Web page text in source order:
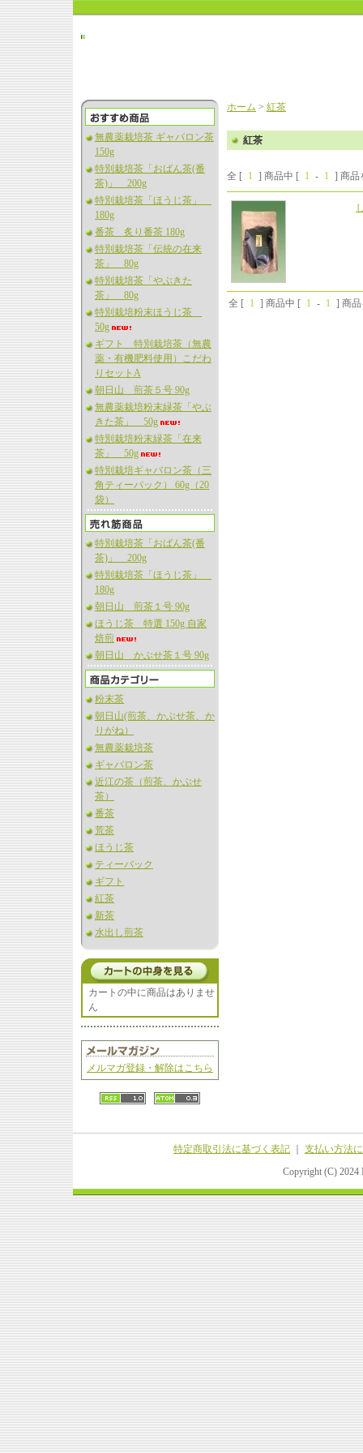
無農薬栽培茶 ギャバロン茶
150g
特別栽培茶「おばん茶(番
茶)」 200g
特別栽培茶「ほうじ茶」
180g
番茶 炙り番茶 180g
特別栽培茶「伝統の在来
茶」 80g
特別栽培茶「やぶきた
茶」 80g
特別栽培粉末ほうじ茶
50g
ギフト 特別栽培茶（無農
薬・有機肥料使用）こだわ
りセットA
朝日山 煎茶５号 90g
無農薬栽培粉末緑茶「やぶ
きた茶」 50g
特別栽培粉末緑茶「在来
茶」 50g
特別栽培ギャバロン茶（三
角ティーパック） 60g（20
袋）
特別栽培茶「おばん茶(番
茶)」 200g
特別栽培茶「ほうじ茶」
180g
朝日山 煎茶１号 90g
ほうじ茶 特選 150g 自家
焙煎
朝日山 かぶせ茶１号 90g
粉末茶
朝日山(煎茶、かぶせ茶、か
りがね）
無農薬栽培茶
ギャバロン茶
近江の茶（煎茶、かぶせ
茶）
番茶
荒茶
ほうじ茶
ティーバック
ギフト
紅茶
新茶
水出し煎茶
カートの中に商品はありませ
ん
メルマガ登録・解除はこちら
ホーム > 紅茶
紅茶
全 [ 1 ] 商品中 [ 1 - 1 ] 商品
全 [ 1 ] 商品中 [ 1 - 1 ] 商
特定商取引法に基づく表記
支払い方法
Copyright (C)